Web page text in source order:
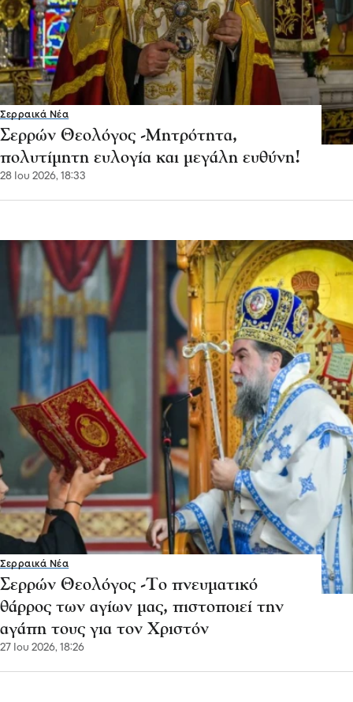
Σερραικά Νέα
Σερρών Θεολόγος -Μητρότητα,
πολυτίμητη ευλογία και μεγάλη ευθύνη!
28 Ιου 2026, 18:33
Σερραικά Νέα
Σερρών Θεολόγος -Το πνευματικό
θάρρος των αγίων μας, πιστοποιεί την
αγάπη τους για τον Χριστόν
27 Ιου 2026, 18:26